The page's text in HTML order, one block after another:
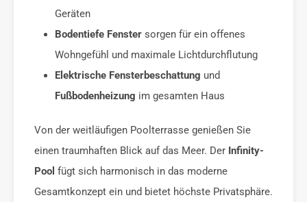
Geräten
Bodentiefe Fenster sorgen für ein offenes
Wohngefühl und maximale Lichtdurchflutung
Elektrische Fensterbeschattung und
Fußbodenheizung im gesamten Haus
Von der weitläufigen Poolterrasse genießen Sie
einen traumhaften Blick auf das Meer. Der Infinity-
Pool fügt sich harmonisch in das moderne
Gesamtkonzept ein und bietet höchste Privatsphäre.